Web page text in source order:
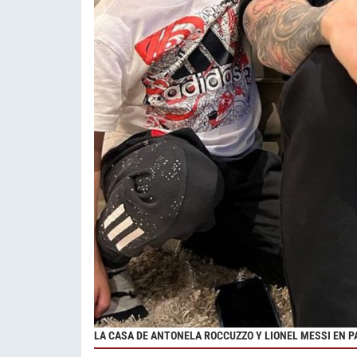
LA CASA DE ANTONELA ROCCUZZO Y LIONEL MESSI EN